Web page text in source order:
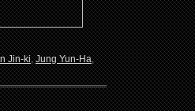
Jin-ki,Jung Yun-Ha,